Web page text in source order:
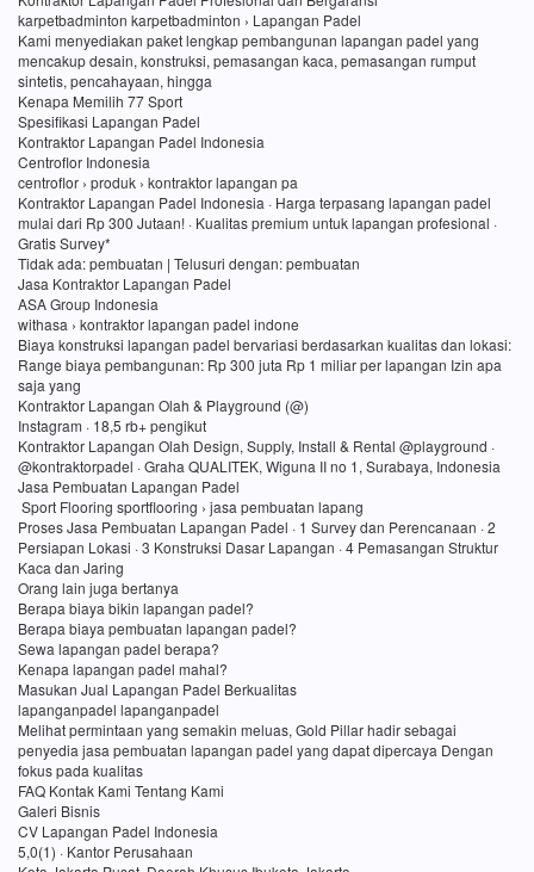
karpetbadminton karpetbadminton › Lapangan Padel
Kami menyediakan paket lengkap pembangunan lapangan padel yang
mencakup desain, konstruksi, pemasangan kaca, pemasangan rumput
sintetis, pencahayaan, hingga
Kenapa Memilih 77 Sport
Spesifikasi Lapangan Padel
Kontraktor Lapangan Padel Indonesia
Centroflor Indonesia
centroflor › produk › kontraktor lapangan pa
Kontraktor Lapangan Padel Indonesia · Harga terpasang lapangan padel
mulai dari Rp 300 Jutaan! · Kualitas premium untuk lapangan profesional ·
Gratis Survey*
Tidak ada: pembuatan ‎| Telusuri dengan: pembuatan
Jasa Kontraktor Lapangan Padel
ASA Group Indonesia
withasa › kontraktor lapangan padel indone
Biaya konstruksi lapangan padel bervariasi berdasarkan kualitas dan lokasi:
Range biaya pembangunan: Rp 300 juta Rp 1 miliar per lapangan Izin apa
saja yang
Kontraktor Lapangan Olah & Playground (@)
Instagram · 18,5 rb+ pengikut
Kontraktor Lapangan Olah Design, Supply, Install & Rental @playground ·
@kontraktorpadel · Graha QUALITEK, Wiguna II no 1, Surabaya, Indonesia
Jasa Pembuatan Lapangan Padel
Sport Flooring sportflooring › jasa pembuatan lapang
Proses Jasa Pembuatan Lapangan Padel · 1 Survey dan Perencanaan · 2
Persiapan Lokasi · 3 Konstruksi Dasar Lapangan · 4 Pemasangan Struktur
Kaca dan Jaring
Orang lain juga bertanya
Berapa biaya bikin lapangan padel?
Berapa biaya pembuatan lapangan padel?
Sewa lapangan padel berapa?
Kenapa lapangan padel mahal?
Masukan Jual Lapangan Padel Berkualitas
lapanganpadel lapanganpadel
Melihat permintaan yang semakin meluas, Gold Pillar hadir sebagai
penyedia jasa pembuatan lapangan padel yang dapat dipercaya Dengan
fokus pada kualitas
FAQ Kontak Kami Tentang Kami
Galeri Bisnis
CV Lapangan Padel Indonesia
5,0(1) · Kantor Perusahaan